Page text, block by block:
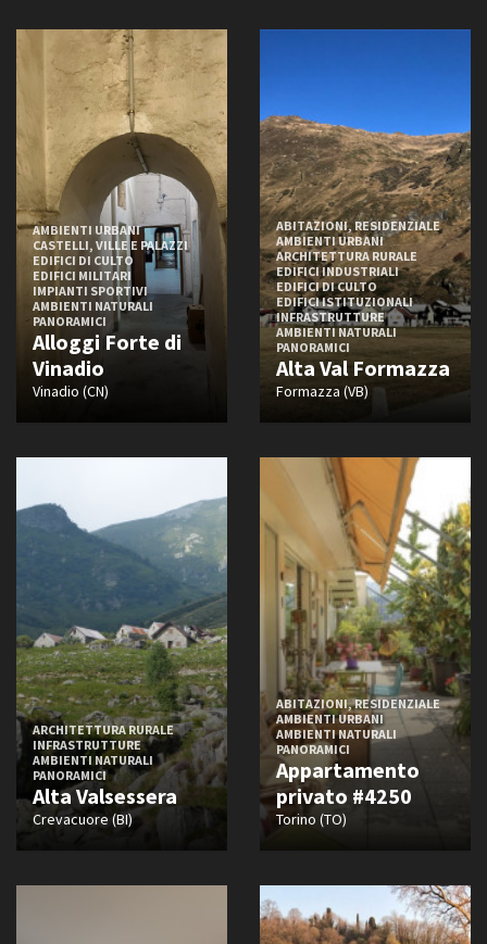
Amministrazione trasparente
Bandi e gare
Contatti
Privacy
Cookie policy
Whistleblowing
Credits
Epoca medievale
Quattrocento
Cinquecento
Seicento
Settecento
Ottocento
Novecento
Novecento - Anni ‘10 e ‘20
Novecento - Anni ‘30 e ‘40
Novecento - Anni ‘50
Novecento - Anni ‘60
Novecento - Anni ‘70
Novecento - Anni ‘80
Stile
Barocco
Classico
Contemporaneo
Deco
Design
Eclettico
Etnico
Gotico
Hi-Tech
Impero
Kitsch
Liberty
AMBIENTI URBANI
CASTELLI, VILLE E PALAZZI
EDIFICI DI CULTO
EDIFICI MILITARI
IMPIANTI SPORTIVI
AMBIENTI NATURALI
PANORAMICI
Alloggi Forte di
Vinadio
Vinadio (CN)
ABITAZIONI, RESIDENZIALE
AMBIENTI URBANI
ARCHITETTURA RURALE
EDIFICI INDUSTRIALI
EDIFICI DI CULTO
EDIFICI ISTITUZIONALI
INFRASTRUTTURE
AMBIENTI NATURALI
PANORAMICI
Alta Val Formazza
Formazza (VB)
ARCHITETTURA RURALE
INFRASTRUTTURE
AMBIENTI NATURALI
PANORAMICI
Alta Valsessera
Crevacuore (BI)
ABITAZIONI, RESIDENZIALE
AMBIENTI URBANI
AMBIENTI NATURALI
PANORAMICI
Appartamento
privato #4250
Torino (TO)